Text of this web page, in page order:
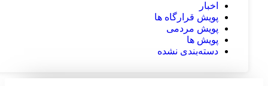
اخبار
پویش قرارگاه ها
پویش مردمی
پویش ها
دسته‌بندی نشده